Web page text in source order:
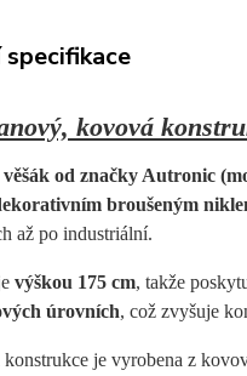
kovová
od značky Autronic
broušeným
až po industriální.
výškou 175 cm, takže
úrovních, což zvyšuje
konstrukce je vyrobena z